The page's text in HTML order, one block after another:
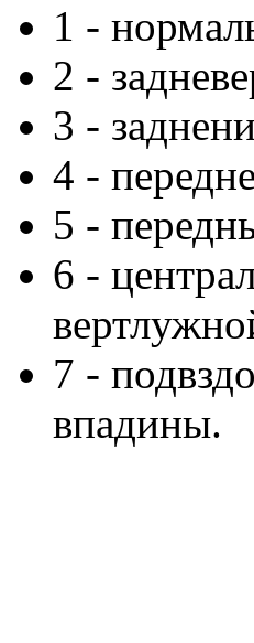
1 -
2 -
3 -
4 -
5 -
6 -
7 -
впадины.